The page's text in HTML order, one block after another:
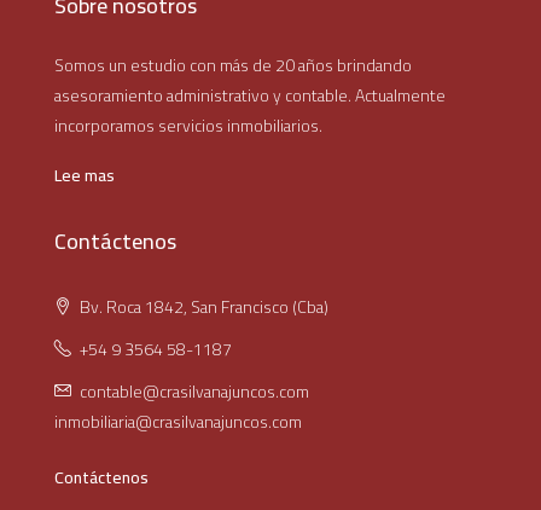
Somos un estudio con más de 20 años brindando
asesoramiento administrativo y contable. Actualmente
incorporamos servicios inmobiliarios.
Lee mas
Contáctenos
Bv. Roca 1842, San Francisco (Cba)
+54 9 3564 58-1187
contable@crasilvanajuncos.com
inmobiliaria@crasilvanajuncos.com
Contáctenos